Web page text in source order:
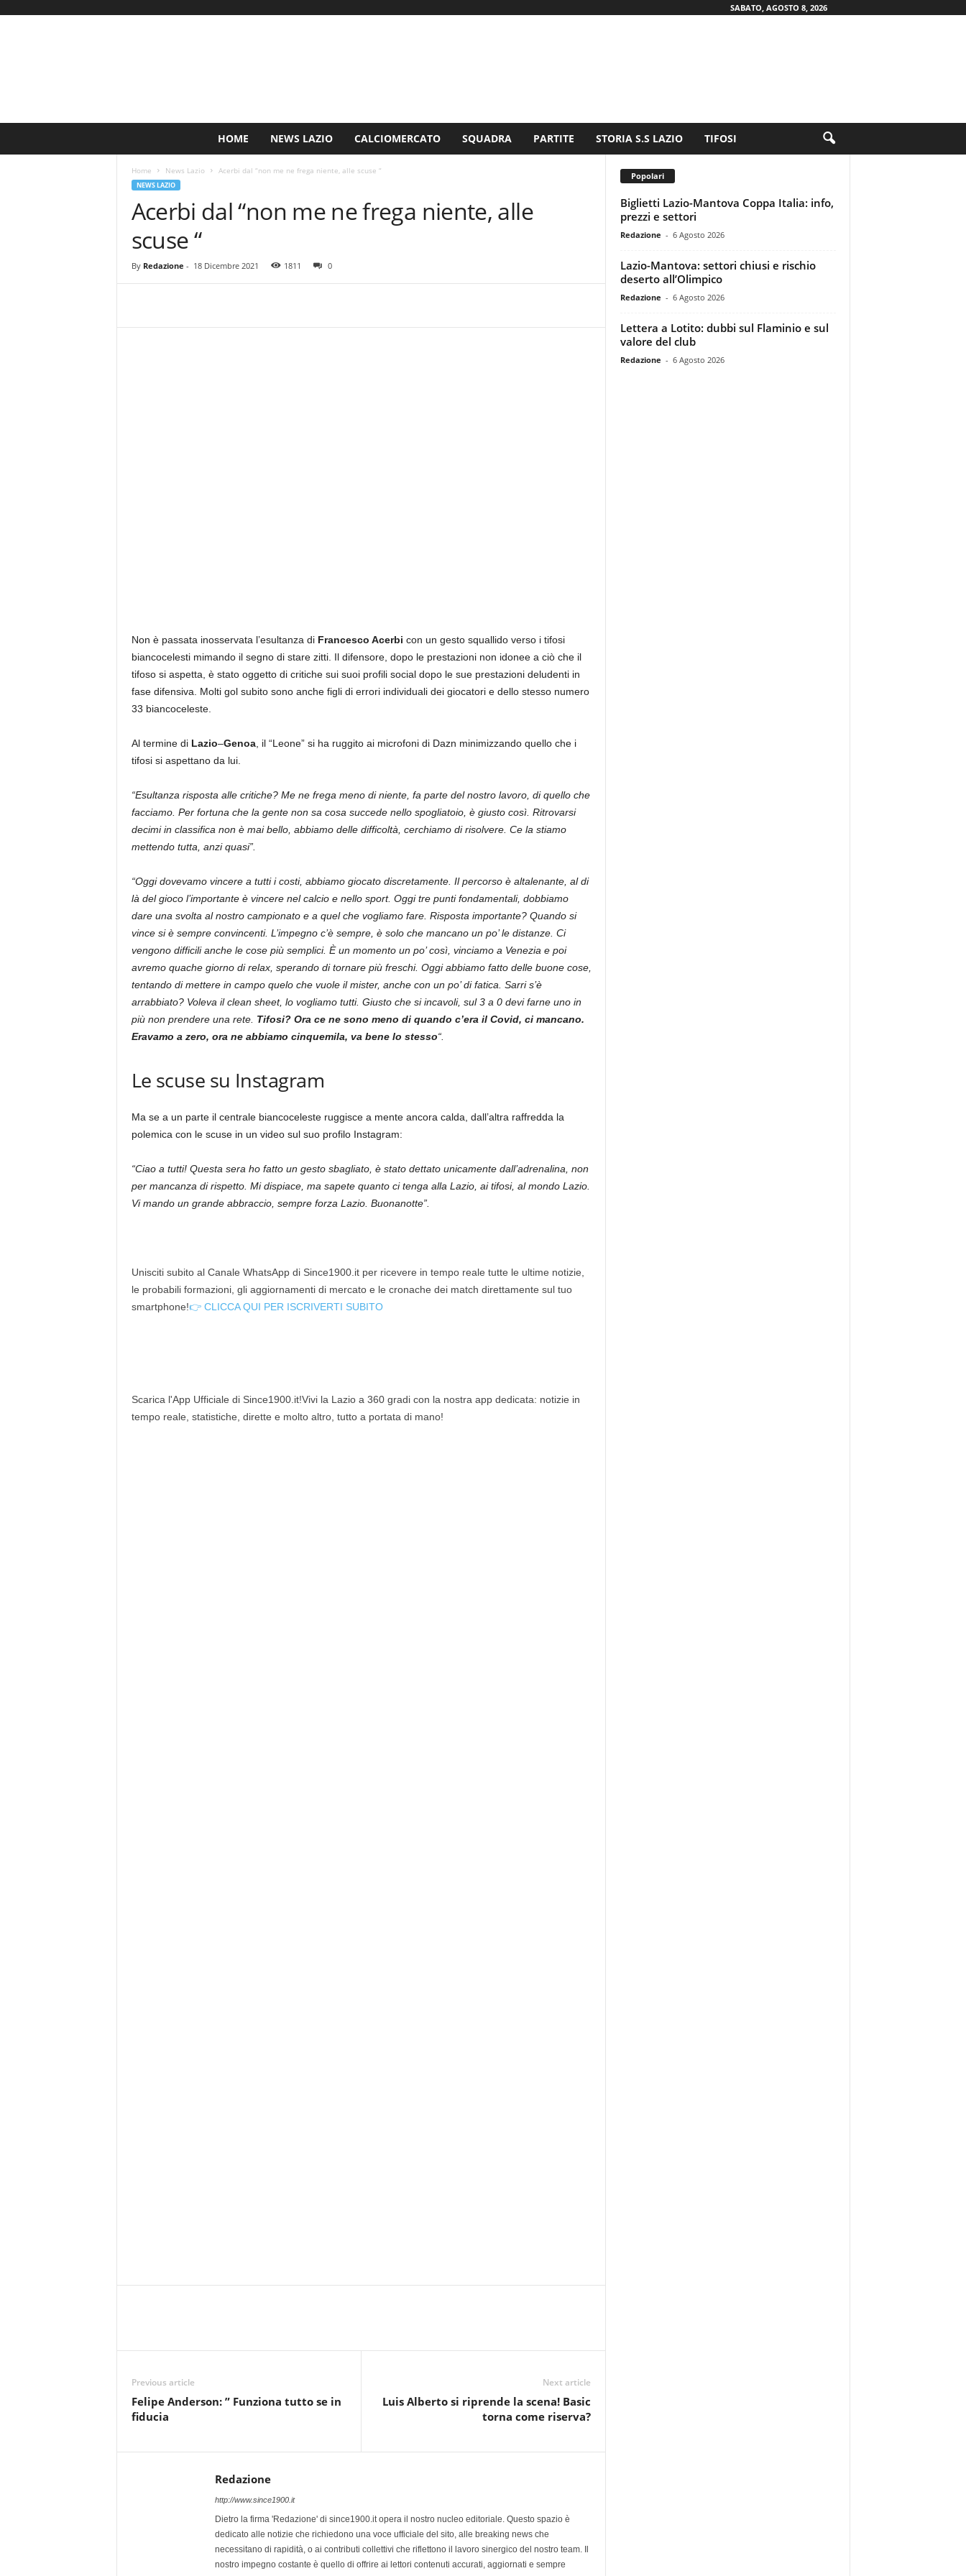
SABATO, AGOSTO 8, 2026
HOME NEWS LAZIO CALCIOMERCATO SQUADRA PARTITE STORIA S.S LAZIO TIFOSI
Home News Lazio Acerbi dal “non me ne frega niente, alle scuse “
NEWS LAZIO
Acerbi dal “non me ne frega niente, alle
scuse “
By Redazione - 18 Dicembre 2021 1811 0
Non è passata inosservata l’esultanza di Francesco Acerbi con un gesto squallido verso i tifosi
biancocelesti mimando il segno di stare zitti. Il difensore, dopo le prestazioni non idonee a ciò che il
tifoso si aspetta, è stato oggetto di critiche sui suoi profili social dopo le sue prestazioni deludenti in
fase difensiva. Molti gol subito sono anche figli di errori individuali dei giocatori e dello stesso numero
33 biancoceleste.
Al termine di Lazio–Genoa, il “Leone” si ha ruggito ai microfoni di Dazn minimizzando quello che i
tifosi si aspettano da lui.
“Esultanza risposta alle critiche? Me ne frega meno di niente, fa parte del nostro lavoro, di quello che
facciamo. Per fortuna che la gente non sa cosa succede nello spogliatoio, è giusto così. Ritrovarsi
decimi in classifica non è mai bello, abbiamo delle difficoltà, cerchiamo di risolvere. Ce la stiamo
mettendo tutta, anzi quasi”.
“Oggi dovevamo vincere a tutti i costi, abbiamo giocato discretamente. Il percorso è altalenante, al di
là del gioco l’importante è vincere nel calcio e nello sport. Oggi tre punti fondamentali, dobbiamo
dare una svolta al nostro campionato e a quel che vogliamo fare. Risposta importante? Quando si
vince si è sempre convincenti. L’impegno c’è sempre, è solo che mancano un po’ le distanze. Ci
vengono difficili anche le cose più semplici. È un momento un po’ così, vinciamo a Venezia e poi
avremo quache giorno di relax, sperando di tornare più freschi. Oggi abbiamo fatto delle buone cose,
tentando di mettere in campo quelo che vuole il mister, anche con un po’ di fatica. Sarri s’è
arrabbiato? Voleva il clean sheet, lo vogliamo tutti. Giusto che si incavoli, sul 3 a 0 devi farne uno in
più non prendere una rete. Tifosi? Ora ce ne sono meno di quando c’era il Covid, ci mancano.
Eravamo a zero, ora ne abbiamo cinquemila, va bene lo stesso“.
Le scuse su Instagram
Ma se a un parte il centrale biancoceleste ruggisce a mente ancora calda, dall’altra raffredda la
polemica con le scuse in un video sul suo profilo Instagram:
“Ciao a tutti! Questa sera ho fatto un gesto sbagliato, è stato dettato unicamente dall’adrenalina, non
per mancanza di rispetto. Mi dispiace, ma sapete quanto ci tenga alla Lazio, ai tifosi, al mondo Lazio.
Vi mando un grande abbraccio, sempre forza Lazio. Buonanotte”.
Unisciti subito al Canale WhatsApp di Since1900.it per ricevere in tempo reale tutte le ultime notizie,
le probabili formazioni, gli aggiornamenti di mercato e le cronache dei match direttamente sul tuo
smartphone!👉 CLICCA QUI PER ISCRIVERTI SUBITO
Scarica l'App Ufficiale di Since1900.it!Vivi la Lazio a 360 gradi con la nostra app dedicata: notizie in
tempo reale, statistiche, dirette e molto altro, tutto a portata di mano!
Previous article
Felipe Anderson: ” Funziona tutto se in
fiducia
Next article
Luis Alberto si riprende la scena! Basic
torna come riserva?
Redazione
http://www.since1900.it
Dietro la firma 'Redazione' di since1900.it opera il nostro nucleo editoriale. Questo spazio è
dedicato alle notizie che richiedono una voce ufficiale del sito, alle breaking news che
necessitano di rapidità, o ai contributi collettivi che riflettono il lavoro sinergico del nostro team. Il
nostro impegno costante è quello di offrire ai lettori contenuti accurati, aggiornati e sempre
Popolari
Biglietti Lazio-Mantova Coppa Italia: info,
prezzi e settori
Redazione - 6 Agosto 2026
Lazio-Mantova: settori chiusi e rischio
deserto all’Olimpico
Redazione - 6 Agosto 2026
Lettera a Lotito: dubbi sul Flaminio e sul
valore del club
Redazione - 6 Agosto 2026